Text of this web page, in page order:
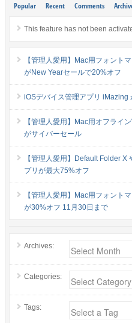
Popular Recent Comments
This feature has not been
【管理人愛用】Mac用フォント
がNew Yearセールで20%オフ
iOSデバイス管理アプリ iMazing
【管理人愛用】Mac用オフライ
がサイバーセール
【管理人愛用】Default Folder
プリが最大75%オフ
【管理人愛用】Mac用フォント
が30%オフ 11月30日まで
Archives:
Categories:
Tags: